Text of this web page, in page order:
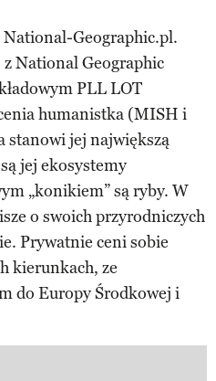
Geographic.pl.
National Geographic
PLL LOT
humanistka (MISH i
stanowi jej największą
jej ekosystemy
„konikiem” są ryby. W
o swoich przyrodniczych
Prywatnie ceni sobie
kierunkach, ze
do Europy Środkowej i